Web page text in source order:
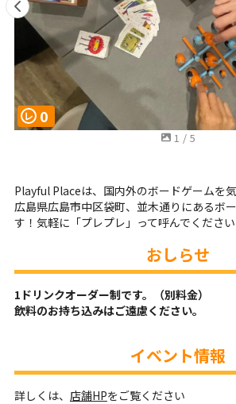
ログイン
レ 0
1 / 5
Playful Placeは、国内外のボードゲームを気
広島県広島市中区袋町、並木通りにあるボ
す！気軽に「プレプレ」って呼んでください
おしらせ
1ドリンクオーダー制です。（別料金）
飲料のお持ち込みはご遠慮ください。
イベント情報
詳しくは、 店舗HPをご覧ください